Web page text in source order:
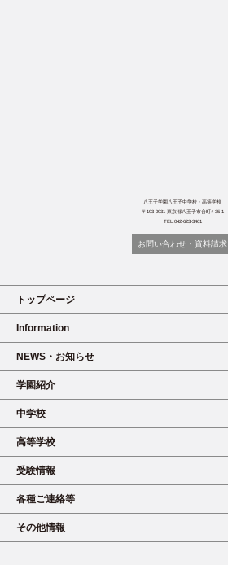
八王子学園八王子中学校・高等学校
〒193-0931 東京都八王子市台町4-35-1
TEL:042-623-3461
お問い合わせ・資料請求
トップページ
Information
NEWS・お知らせ
学園紹介
中学校
高等学校
受験情報
各種ご連絡等
その他情報